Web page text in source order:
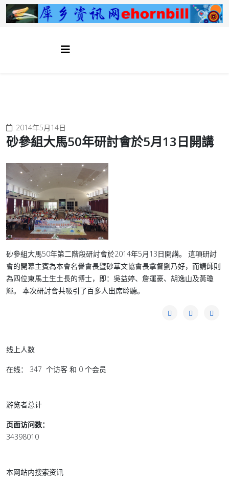
2014年5月14日
砂參組大馬50年研討會於5月13日開講
砂參組大馬50年第二階段研討會於2014年5月13日開講。 這項研討
會的開幕主賓為本會名譽會長暨砂華文協會長拿督劉乃好，而講師則
為四位東馬土生土長的博士，即：吳益婷、詹運豪、胡逸山及黃瓊
輝。 本次研討會共吸引了百多人出席聆聽。
线上人数
在线： 347 个访客 和 0 个会员
游览者总计
页面访问数：
34398010
本网站内搜索资讯